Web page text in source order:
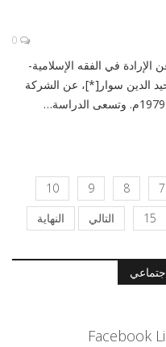
0
الإرادة في الفقه الإسلامية-
الدين سوار[*]، عن الشركة
7
8
9
10
15 التالي
النهاية
Facebook